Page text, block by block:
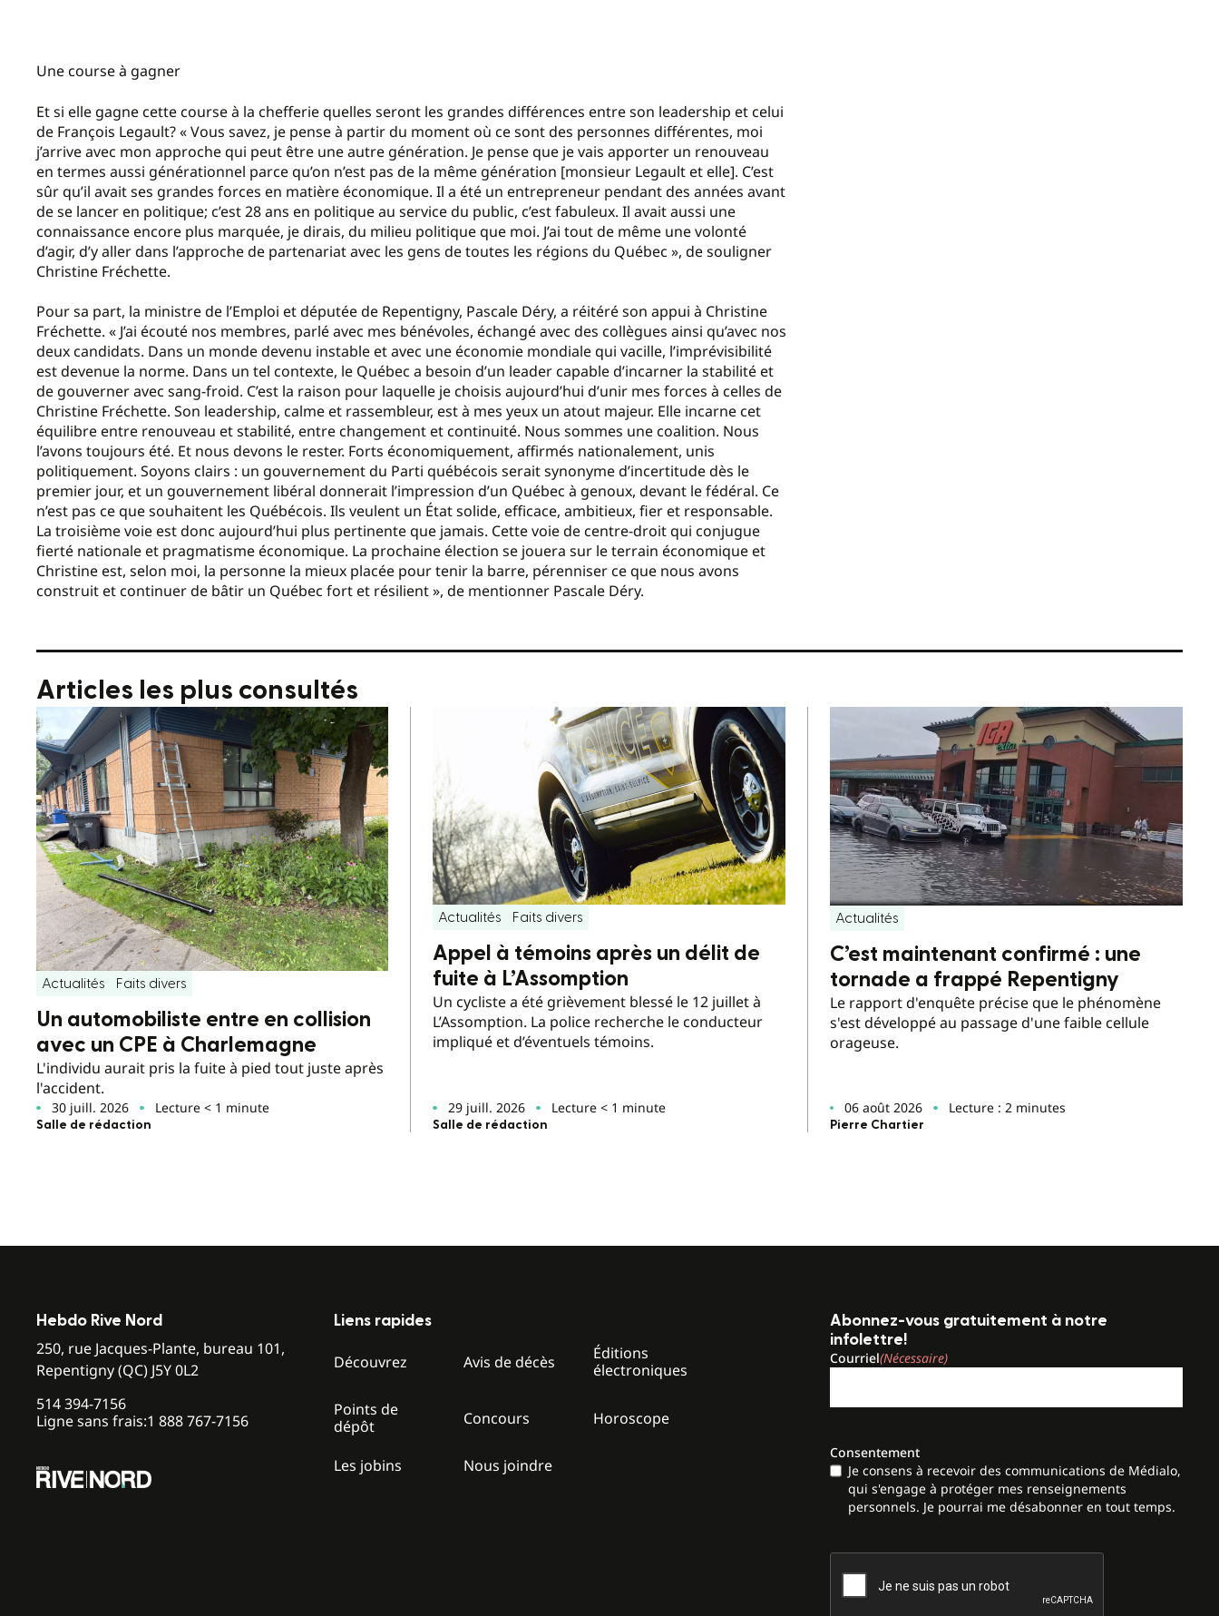
Une course à gagner
Et si elle gagne cette course à la chefferie quelles seront les grandes différences entre son leadership et celui
de François Legault? « Vous savez, je pense à partir du moment où ce sont des personnes différentes, moi
j’arrive avec mon approche qui peut être une autre génération. Je pense que je vais apporter un renouveau
en termes aussi générationnel parce qu’on n’est pas de la même génération [monsieur Legault et elle]. C’est
sûr qu’il avait ses grandes forces en matière économique. Il a été un entrepreneur pendant des années avant
de se lancer en politique; c’est 28 ans en politique au service du public, c’est fabuleux. Il avait aussi une
connaissance encore plus marquée, je dirais, du milieu politique que moi. J’ai tout de même une volonté
d’agir, d’y aller dans l’approche de partenariat avec les gens de toutes les régions du Québec », de souligner
Christine Fréchette.
Pour sa part, la ministre de l’Emploi et députée de Repentigny, Pascale Déry, a réitéré son appui à Christine
Fréchette. « J’ai écouté nos membres, parlé avec mes bénévoles, échangé avec des collègues ainsi qu’avec nos
deux candidats. Dans un monde devenu instable et avec une économie mondiale qui vacille, l’imprévisibilité
est devenue la norme. Dans un tel contexte, le Québec a besoin d’un leader capable d’incarner la stabilité et
de gouverner avec sang-froid. C’est la raison pour laquelle je choisis aujourd’hui d’unir mes forces à celles de
Christine Fréchette. Son leadership, calme et rassembleur, est à mes yeux un atout majeur. Elle incarne cet
équilibre entre renouveau et stabilité, entre changement et continuité. Nous sommes une coalition. Nous
l’avons toujours été. Et nous devons le rester. Forts économiquement, affirmés nationalement, unis
politiquement. Soyons clairs : un gouvernement du Parti québécois serait synonyme d’incertitude dès le
premier jour, et un gouvernement libéral donnerait l’impression d’un Québec à genoux, devant le fédéral. Ce
n’est pas ce que souhaitent les Québécois. Ils veulent un État solide, efficace, ambitieux, fier et responsable.
La troisième voie est donc aujourd’hui plus pertinente que jamais. Cette voie de centre-droit qui conjugue
fierté nationale et pragmatisme économique. La prochaine élection se jouera sur le terrain économique et
Christine est, selon moi, la personne la mieux placée pour tenir la barre, pérenniser ce que nous avons
construit et continuer de bâtir un Québec fort et résilient », de mentionner Pascale Déry.
Articles les plus consultés
Actualités Faits divers
Un automobiliste entre en collision
avec un CPE à Charlemagne
L'individu aurait pris la fuite à pied tout juste après
l'accident.
30 juill. 2026 Lecture < 1 minute
Salle de rédaction
Actualités Faits divers
Appel à témoins après un délit de
fuite à L’Assomption
Un cycliste a été grièvement blessé le 12 juillet à
L’Assomption. La police recherche le conducteur
impliqué et d’éventuels témoins.
29 juill. 2026 Lecture < 1 minute
Salle de rédaction
Actualités
C’est maintenant confirmé : une
tornade a frappé Repentigny
Le rapport d'enquête précise que le phénomène
s'est développé au passage d'une faible cellule
orageuse.
06 août 2026 Lecture : 2 minutes
Pierre Chartier
Hebdo Rive Nord
250, rue Jacques-Plante, bureau 101,
Repentigny (QC) J5Y 0L2
514 394-7156
Ligne sans frais:1 888 767-7156
Liens rapides
Découvrez Avis de décès
Éditions
électroniques
Points de
dépôt
Concours Horoscope
Les jobins Nous joindre
Abonnez-vous gratuitement à notre
infolettre!
Courriel(Nécessaire)
Consentement
Je consens à recevoir des communications de Médialo,
qui s'engage à protéger mes renseignements
personnels. Je pourrai me désabonner en tout temps.
CAPTCHA